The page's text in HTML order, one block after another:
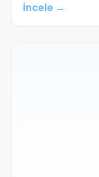
İncele →